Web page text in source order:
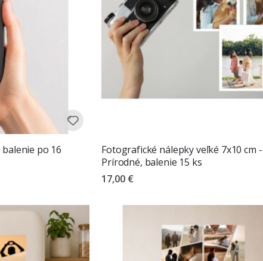
po 16
Fotografické nálepky veľké 7x10 cm -
Prírodné, balenie 15 ks
17,00 €